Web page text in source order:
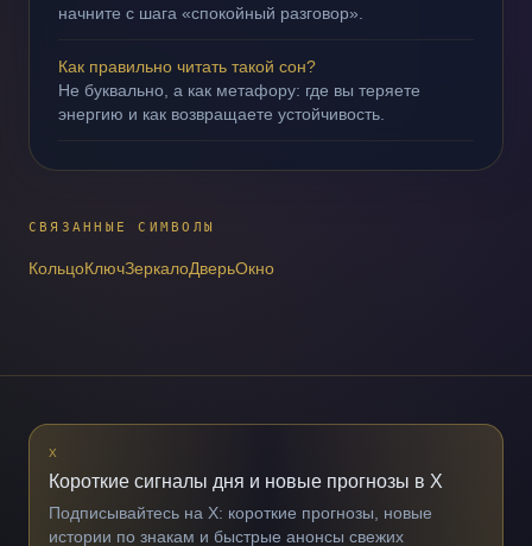
начните с шага «спокойный разговор».
Как правильно читать такой сон?
Не буквально, а как метафору: где вы теряете
энергию и как возвращаете устойчивость.
СВЯЗАННЫЕ СИМВОЛЫ
КольцоКлючЗеркалоДверьОкно
X
Короткие сигналы дня и новые прогнозы в X
Подписывайтесь на X: короткие прогнозы, новые
истории по знакам и быстрые анонсы свежих